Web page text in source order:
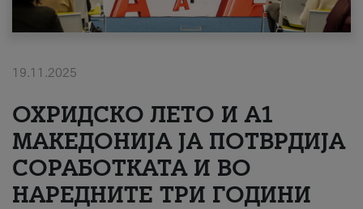
Надополни кредит
#ПодобарОнлајн
19.11.2025
ОХРИДСКО ЛЕТО И A1
МАКЕДОНИЈА ЈА ПОТВРДИЈА
СОРАБОТКАТА И ВО
НАРЕДНИТЕ ТРИ ГОДИНИ